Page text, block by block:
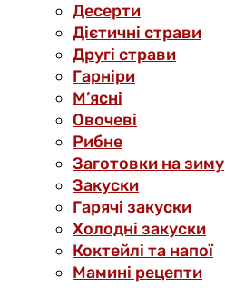
Десерти
Дієтичні страви
Другі страви
Гарніри
М’ясні
Овочеві
Рибне
Заготовки на зиму
Закуски
Гарячі закуски
Холодні закуски
Коктейлі та напої
Мамині рецепти